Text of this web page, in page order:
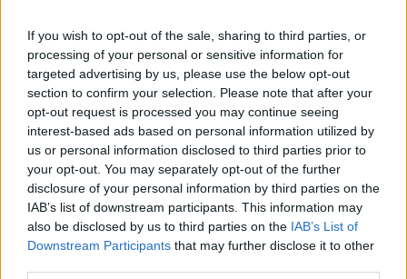
If you wish to opt-out of the sale, sharing to third parties, or
processing of your personal or sensitive information for
targeted advertising by us, please use the below opt-out
section to confirm your selection. Please note that after your
opt-out request is processed you may continue seeing
interest-based ads based on personal information utilized by
us or personal information disclosed to third parties prior to
your opt-out. You may separately opt-out of the further
disclosure of your personal information by third parties on the
IAB’s list of downstream participants. This information may
also be disclosed by us to third parties on the IAB’s List of
Downstream Participants that may further disclose it to other
Publicidad